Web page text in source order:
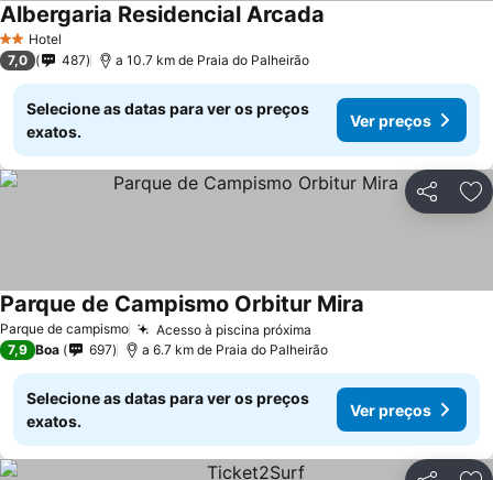
2 Estrelas
Hotel
Albergaria Residencial Arcada
7,0 487 a 10.7 km de Praia do Palheirão
Selecione as datas para ver os preços
exatos.
Ver preços
Partilhar
Parque de campismo Acesso à piscina próxima
Parque de Campismo Orbitur Mira
7,9 Boa 697 a 6.7 km de Praia do Palheirão
Selecione as datas para ver os preços
exatos.
Ver preços